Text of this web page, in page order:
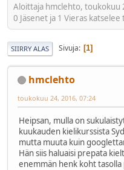
Aloittaja hmclehto, toukokuu
0 Jäsenet ja 1 Vieras
SIIRRY ALAS Sivuja 1
hmclehto
toukokuu 24, 2016, 07:24
Heipsan, mulla on
kuukauden kielikurssista
mutta muuta kuin
Hän siis haluaisi prepata
enemmän henk koht tasolla